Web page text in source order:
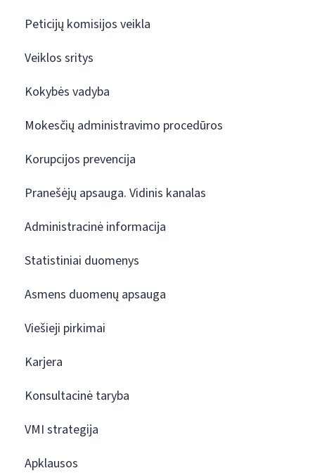
Peticijų komisijos veikla
Veiklos sritys
Kokybės vadyba
Mokesčių administravimo procedūros
Korupcijos prevencija
Pranešėjų apsauga. Vidinis kanalas
Administracinė informacija
Statistiniai duomenys
Asmens duomenų apsauga
Viešieji pirkimai
Karjera
Konsultacinė taryba
VMI strategija
Apklausos